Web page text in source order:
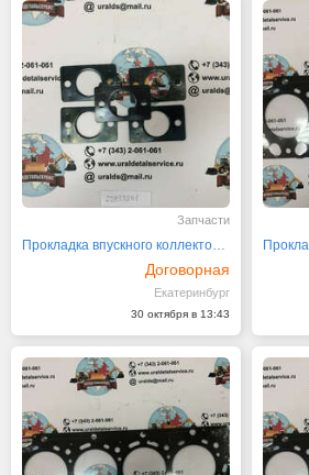
Запчасти
Прокладка впускного коллектора 20933261
Договорная
Екатеринбург
30 октября в 13:43